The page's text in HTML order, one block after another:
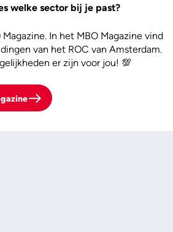
welke sector bij je past?
In het MBO Magazine vind
van het ROC van Amsterdam.
er zijn voor jou! 💯